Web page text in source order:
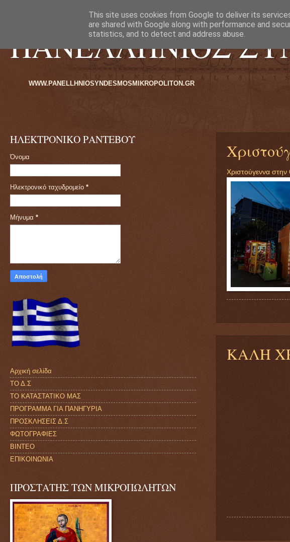
ΠΑΝΕΛΛΗΝΙΟΣ
Χριστούγεννα στην
ΚΑΛΗ
ΗΛΕΚΤΡΟΝΙΚΟ ΡΑΝΤΕΒΟΥ
Όνομα
Ηλεκτρονικό ταχυδρομείο *
Μήνυμα *
Αρχική σελίδα
ΤΟ Δ.Σ
ΤΟ ΚΑΤΑΣΤΑΤΙΚΟ ΜΑΣ
ΠΡΟΓΡΑΜΜΑ ΓΙΑ ΠΑΝΗΓΥΡΙΑ
ΠΡΟΣΚΛΗΣΕΙΣ Δ.Σ
ΦΩΤΟΓΡΑΦΙΕΣ
ΒΙΝΤΕΟ
ΕΠΙΚΟΙΝΩΝΙΑ
ΠΡΟΣΤΑΤΗΣ ΤΩΝ ΜΙΚΡΟΠΩΛΗΤΩΝ
This site uses cookies from Google to deliver its
are shared with Google along with performance and
statistics, and to detect and address abuse.